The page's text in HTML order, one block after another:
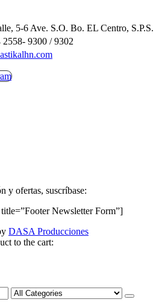
5-6 Ave. S.O. Bo. EL Centro, S.P.S.
2558- 9300 / 9302
y ofertas, suscríbase:
Newsletter Form”]
DASA Producciones
to the cart: